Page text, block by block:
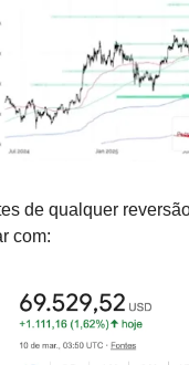
de qualquer
com: